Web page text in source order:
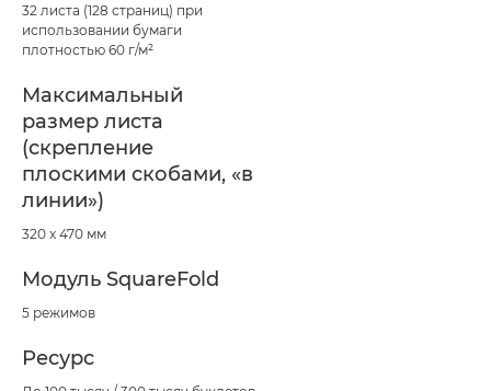
32 листа (128 страниц) при
использовании бумаги
плотностью 60 г/м²
Максимальный
размер листа
(скрепление
плоскими скобами, «в
линии»)
320 x 470 мм
Модуль SquareFold
5 режимов
Ресурс